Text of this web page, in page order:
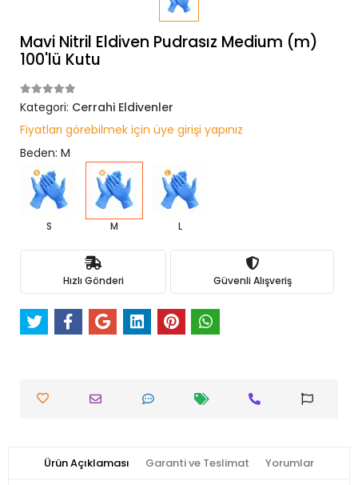
Mavi Nitril Eldiven Pudrasız Medium (m)
100'lü Kutu
Kategori: Cerrahi Eldivenler
Fiyatları görebilmek için üye girişi yapınız
Beden: M
S M L
Hızlı Gönderi Güvenli Alışveriş
Ürün Açıklaması Garanti ve Teslimat Yorumlar